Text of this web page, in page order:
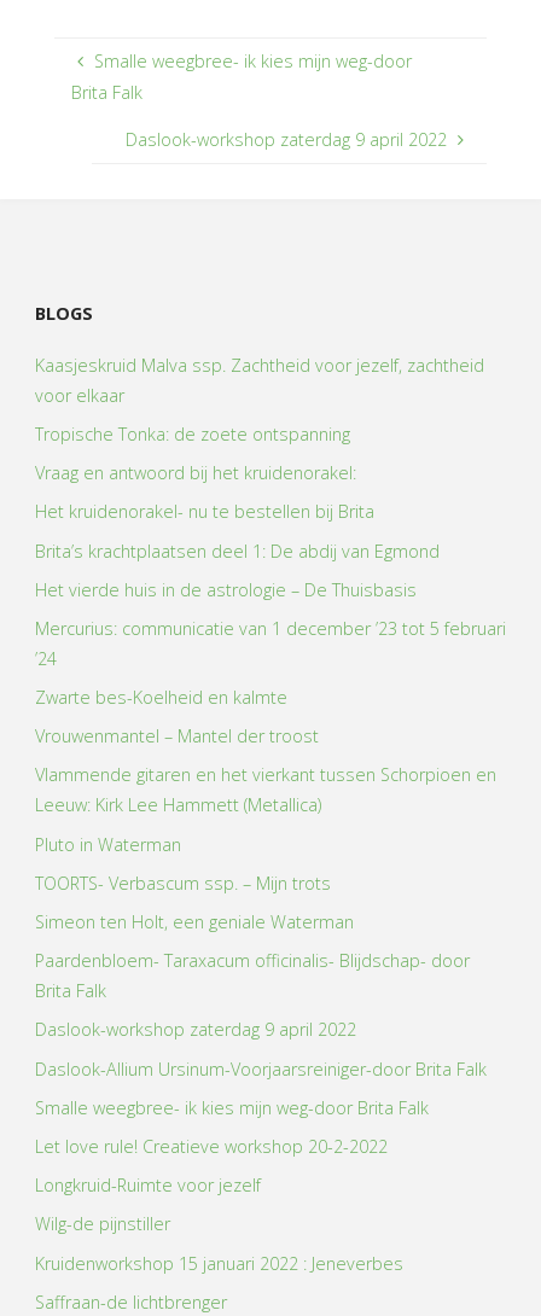
Smalle weegbree- ik kies mijn weg-door
Brita Falk
Daslook-workshop zaterdag 9 april 2022
BLOGS
Kaasjeskruid Malva ssp. Zachtheid voor jezelf, zachtheid
voor elkaar
Tropische Tonka: de zoete ontspanning
Vraag en antwoord bij het kruidenorakel:
Het kruidenorakel- nu te bestellen bij Brita
Brita’s krachtplaatsen deel 1: De abdij van Egmond
Het vierde huis in de astrologie – De Thuisbasis
Mercurius: communicatie van 1 december ’23 tot 5 februari
’24
Zwarte bes-Koelheid en kalmte
Vrouwenmantel – Mantel der troost
Vlammende gitaren en het vierkant tussen Schorpioen en
Leeuw: Kirk Lee Hammett (Metallica)
Pluto in Waterman
TOORTS- Verbascum ssp. – Mijn trots
Simeon ten Holt, een geniale Waterman
Paardenbloem- Taraxacum officinalis- Blijdschap- door
Brita Falk
Daslook-workshop zaterdag 9 april 2022
Daslook-Allium Ursinum-Voorjaarsreiniger-door Brita Falk
Smalle weegbree- ik kies mijn weg-door Brita Falk
Let love rule! Creatieve workshop 20-2-2022
Longkruid-Ruimte voor jezelf
Wilg-de pijnstiller
Kruidenworkshop 15 januari 2022 : Jeneverbes
Saffraan-de lichtbrenger